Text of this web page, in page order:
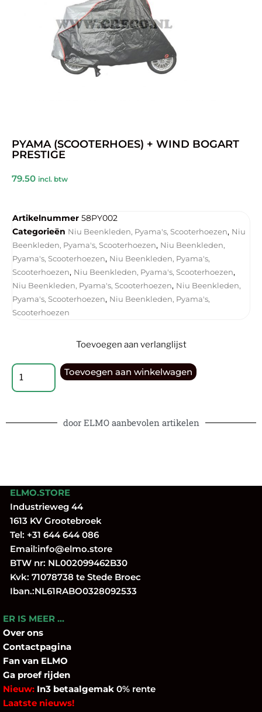
PYAMA (SCOOTERHOES) + WIND BOGART
PRESTIGE
79.50 incl. btw
Artikelnummer 58PY002
Categorieën Niu Beenkleden, Pyama's, Scooterhoezen, Niu
Beenkleden, Pyama's, Scooterhoezen, Niu Beenkleden,
Pyama's, Scooterhoezen, Niu Beenkleden, Pyama's,
Scooterhoezen, Niu Beenkleden, Pyama's, Scooterhoezen,
Niu Beenkleden, Pyama's, Scooterhoezen, Niu Beenkleden,
Pyama's, Scooterhoezen, Niu Beenkleden, Pyama's,
Scooterhoezen
Toevoegen aan verlanglijst
Toevoegen aan winkelwagen
door ELMO aanbevolen artikelen
ELMO.STORE
Industrieweg 44
1613 KV Grootebroek
Tel: +31 644 644 086
Email:info@elmo.store
BTW nr: NL002099462B30
Kvk: 71078738 te Stede Broec
Iban.:NL61RABO0328092533
ER IS MEER …
Over ons
Contactpagina
Fan van ELMO
Ga proef rijden
Nieuw: In3 betaalgemak 0% rente
Laatste nieuws!